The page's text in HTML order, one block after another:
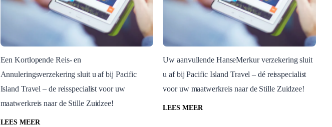
Blog Post
Kortlopende Reis- en
Annuleringsverzekering
Een Kortlopende Reis- en
Annuleringsverzekering sluit u af bij Pacific
Island Travel – de reisspecialist voor uw
maatwerkreis naar de Stille Zuidzee!
LEES MEER
Blog Post
Hansemerkur verzekering
Uw aanvullende HanseMerkur verzekering sluit
u af bij Pacific Island Travel – dé reisspecialist
voor uw maatwerkreis naar de Stille Zuidzee!
LEES MEER